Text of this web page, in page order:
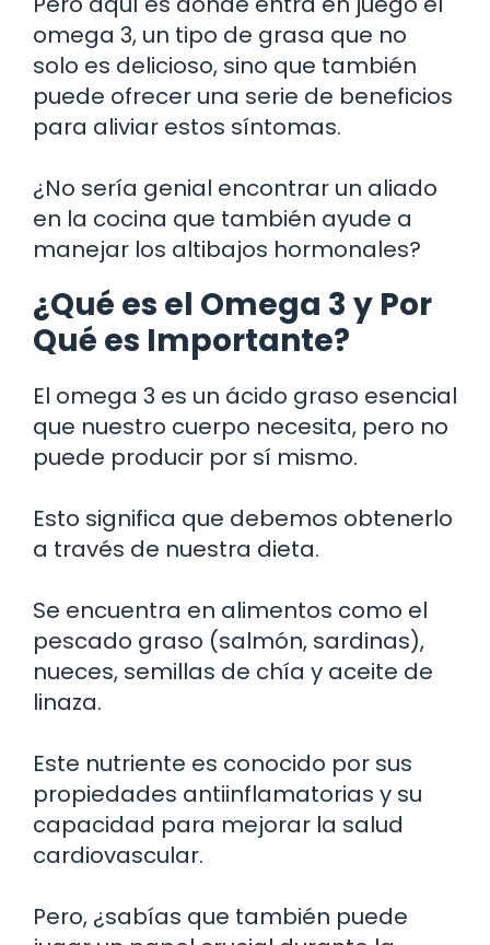
omega 3, un tipo de grasa que no
solo es delicioso, sino que también
puede ofrecer una serie de beneficios
para aliviar estos síntomas.
¿No sería genial encontrar un aliado
en la cocina que también ayude a
manejar los altibajos hormonales?
¿Qué es el Omega 3 y Por
Qué es Importante?
El omega 3 es un ácido graso esencial
que nuestro cuerpo necesita, pero no
puede producir por sí mismo.
Esto significa que debemos obtenerlo
a través de nuestra dieta.
Se encuentra en alimentos como el
pescado graso (salmón, sardinas),
nueces, semillas de chía y aceite de
linaza.
Este nutriente es conocido por sus
propiedades antiinflamatorias y su
capacidad para mejorar la salud
cardiovascular.
Pero, ¿sabías que también puede